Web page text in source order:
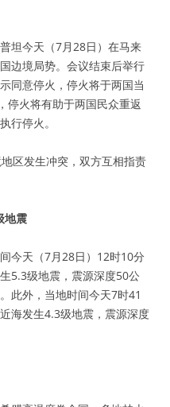
坦今天（7月28日）在马来
边境局势。会议结束后举行
同意停火，停火将于两国当
停火将有助于两国民众重返
行停火。
区发生冲突，双方互相指责
地震
今天（7月28日）12时10分
5.3级地震，震源深度50公
此外，当地时间今天7时41
海发生4.3级地震，震源深度